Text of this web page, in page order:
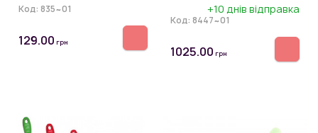
Код: 835~01
129.00 грн
+10 днів відправка
Код: 8447~01
1025.00 грн